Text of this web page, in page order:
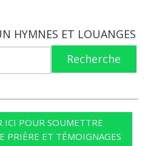
HYMNES ET LOUANGES
Recherche
ICI POUR SOUMETTRE
PRIÈRE ET TÉMOIGNAGES